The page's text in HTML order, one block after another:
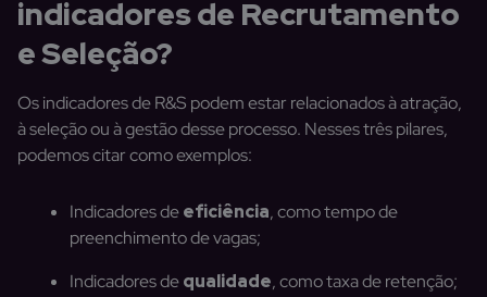
indicadores de Recrutamento
e Seleção?
Os indicadores de R&S podem estar relacionados à atração,
à seleção ou à gestão desse processo. Nesses três pilares,
podemos citar como exemplos:
Indicadores deeficiência, como tempo de
preenchimento de vagas;
Indicadores dequalidade, como taxa de retenção;